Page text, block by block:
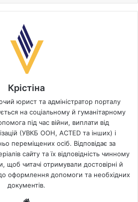
Крістіна
юрист та адміністратор порталу
на соціальному й гуманітарному
під час війни, виплати від
(УВКБ ООН, ACTED та інших) і
переміщених осіб. Відповідає за
сайту та їх відповідність чинному
щоб читачі отримували достовірні й
оформлення допомоги та необхідних
документів.